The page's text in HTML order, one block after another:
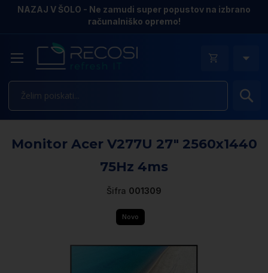
NAZAJ V ŠOLO - Ne zamudi super popustov na izbrano
računalniško opremo!
Monitor Acer V277U 27″ 2560x1440
75Hz 4ms
Šifra 001309
Novo